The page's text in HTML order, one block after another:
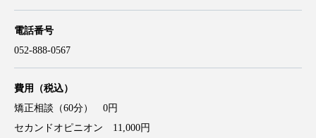
電話番号
052-888-0567
費用（税込）
矯正相談（60分） 0円
セカンドオピニオン 11,000円